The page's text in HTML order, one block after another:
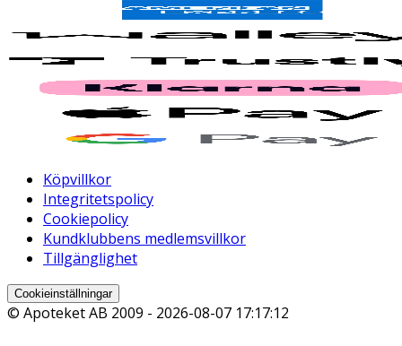
Köpvillkor
Integritetspolicy
Cookiepolicy
Kundklubbens medlemsvillkor
Tillgänglighet
Cookieinställningar
© Apoteket AB 2009 - 2026-08-07 17:17:12